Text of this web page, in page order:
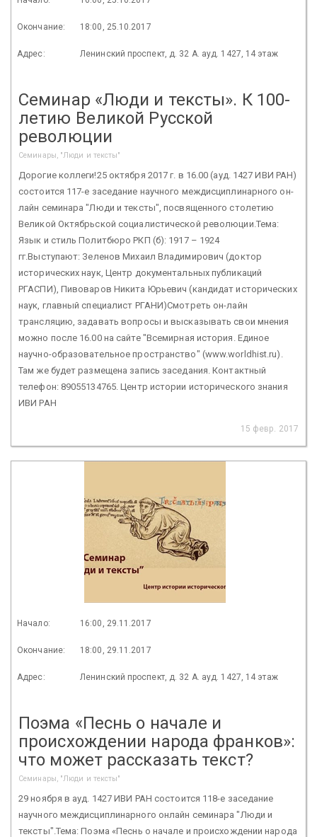
Окончание: 18:00, 25.10.2017
Адрес: Ленинский проспект, д. 32 А. ауд. 1427, 14 этаж
Семинар «Люди и тексты». К 100-
летию Великой Русской
революции
Семинары, "Люди и тексты"
Дорогие коллеги!25 октября 2017 г. в 16.00 (ауд. 1427 ИВИ РАН)
состоится 117-е заседание научного междисциплинарного он-
лайн семинара "Люди и тексты", посвященного столетию
Великой Октябрьской социалистической революции.Тема:
Язык и стиль Политбюро РКП (б): 1917 – 1924
гг.Выступают: Зеленов Михаил Владимирович (доктор
исторических наук, Центр документальных публикаций
РГАСПИ), Пивоваров Никита Юрьевич (кандидат исторических
наук, главный специалист РГАНИ)Смотреть он-лайн
трансляцию, задавать вопросы и высказывать свои мнения
можно после 16.00 на сайте "Всемирная история. Единое
научно-образовательное пространство" (www.worldhist.ru).
Там же будет размещена запись заседания. Контактный
телефон: 89055134765. Центр истории исторического знания
ИВИ РАН
15 февр. 2017
Начало: 16:00, 29.11.2017
Окончание: 18:00, 29.11.2017
Адрес: Ленинский проспект, д. 32 А. ауд. 1427, 14 этаж
Поэма «Песнь о начале и
происхождении народа франков»:
что может рассказать текст?
Семинары, "Люди и тексты"
29 ноября в ауд. 1427 ИВИ РАН состоится 118-е заседание
научного междисциплинарного онлайн семинара "Люди и
тексты".Тема: Поэма «Песнь о начале и происхождении народа